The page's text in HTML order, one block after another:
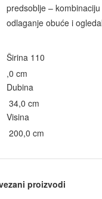
predsoblje –
odlaganje obuće i
Širina 110
,0 cm
Dubina
34,0 cm
Visina
200,0 cm
proizvodi